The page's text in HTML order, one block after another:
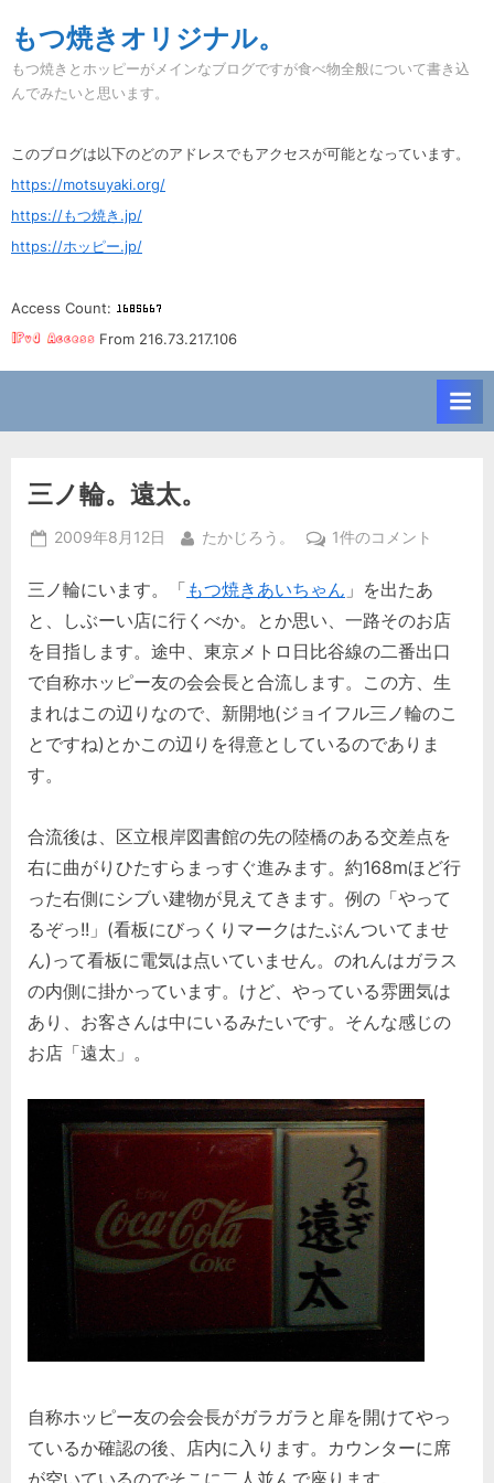
to
content
もつ焼きオリジナル。
もつ焼きとホッピーがメインなブログですが食べ物全般について書き込
んでみたいと思います。
このブログは以下のどのアドレスでもアクセスが可能となっています。
https://motsuyaki.org/
https://もつ焼き.jp/
https://ホッピー.jp/
Access Count:
From 216.73.217.106
三ノ輪。遠太。
Posted
2009年8月12日 By
たかじろう。
三
輪。
へ
の
1件のコメント
三ノ輪にいます。「 もつ焼きあいちゃん 」を出たあ
と、しぶーい店に行くべか。とか思い、一路そのお店
を目指します。途中、東京メトロ日比谷線の二番出口
で自称ホッピー友の会会長と合流します。この方、生
まれはこの辺りなので、新開地(ジョイフル三ノ輪のこ
とですね)とかこの辺りを得意としているのでありま
す。
合流後は、区立根岸図書館の先の陸橋のある交差点を
右に曲がりひたすらまっすぐ進みます。約168mほど行
った右側にシブい建物が見えてきます。例の「やって
るぞっ!!」(看板にびっくりマークはたぶんついてませ
ん)って看板に電気は点いていません。のれんはガラス
の内側に掛かっています。けど、やっている雰囲気は
あり、お客さんは中にいるみたいです。そんな感じの
お店「遠太」。
自称ホッピー友の会会長がガラガラと扉を開けてやっ
ているか確認の後、店内に入ります。カウンターに席
が空いているのでそこに二人並んで座ります。